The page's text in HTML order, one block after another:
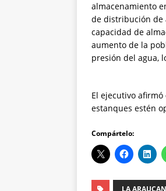
almacenamiento
de distribución de
capacidad de
aumento de la
presión del agua,
El ejecutivo
estanques estén
Compártelo:
LA